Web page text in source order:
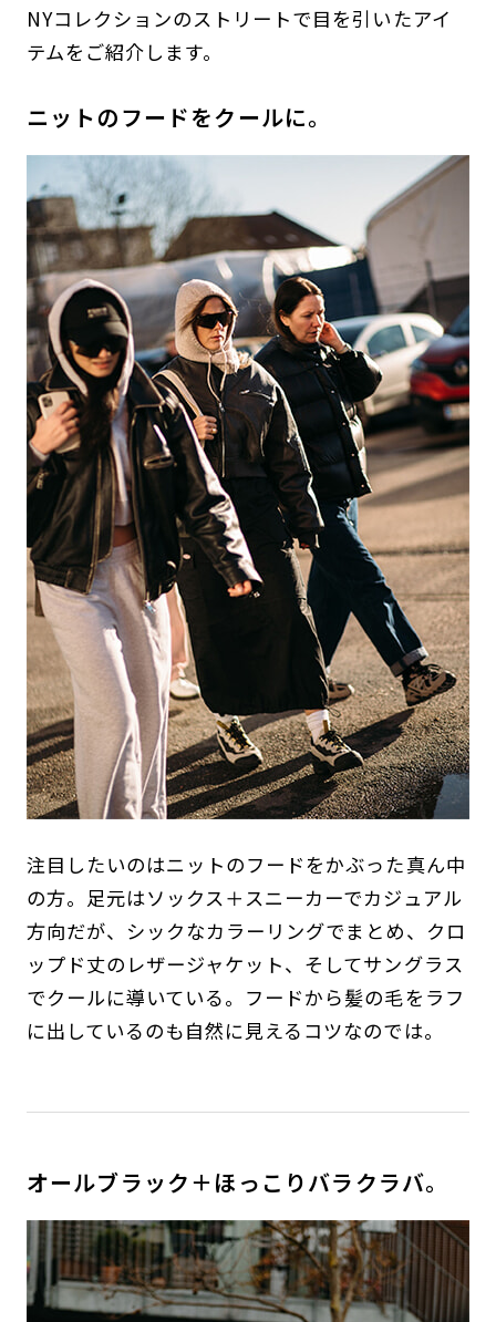
NYコレクションのストリートで目を引いたアイ
テムをご紹介します。
ニットのフードをクールに。
注目したいのはニットのフードをかぶった真ん中
の方。足元はソックス＋スニーカーでカジュアル
方向だが、シックなカラーリングでまとめ、クロ
ップド丈のレザージャケット、そしてサングラス
でクールに導いている。フードから髪の毛をラフ
に出しているのも自然に見えるコツなのでは。
オールブラック＋ほっこりバラクラバ。